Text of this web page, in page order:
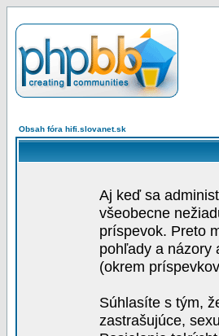
Obsah fóra hifi.slovanet.sk
Aj keď sa
všeobecne
príspevok. Preto
pohľady a názory
(okrem
Súhlasíte s tým,
zastrašujúce,